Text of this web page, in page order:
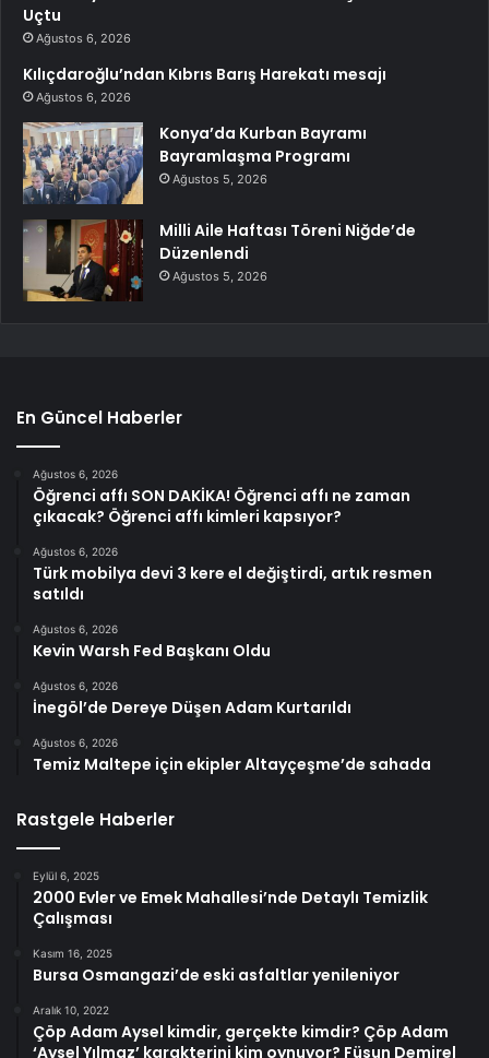
Uçtu
Ağustos 6, 2026
Kılıçdaroğlu’ndan Kıbrıs Barış Harekatı mesajı
Ağustos 6, 2026
Konya’da Kurban Bayramı
Bayramlaşma Programı
Ağustos 5, 2026
Milli Aile Haftası Töreni Niğde’de
Düzenlendi
Ağustos 5, 2026
En Güncel Haberler
Ağustos 6, 2026
Öğrenci affı SON DAKİKA! Öğrenci affı ne zaman
çıkacak? Öğrenci affı kimleri kapsıyor?
Ağustos 6, 2026
Türk mobilya devi 3 kere el değiştirdi, artık resmen
satıldı
Ağustos 6, 2026
Kevin Warsh Fed Başkanı Oldu
Ağustos 6, 2026
İnegöl’de Dereye Düşen Adam Kurtarıldı
Ağustos 6, 2026
Temiz Maltepe için ekipler Altayçeşme’de sahada
Rastgele Haberler
Eylül 6, 2025
2000 Evler ve Emek Mahallesi’nde Detaylı Temizlik
Çalışması
Kasım 16, 2025
Bursa Osmangazi’de eski asfaltlar yenileniyor
Aralık 10, 2022
Çöp Adam Aysel kimdir, gerçekte kimdir? Çöp Adam
‘Aysel Yılmaz’ karakterini kim oynuyor? Füsun Demirel